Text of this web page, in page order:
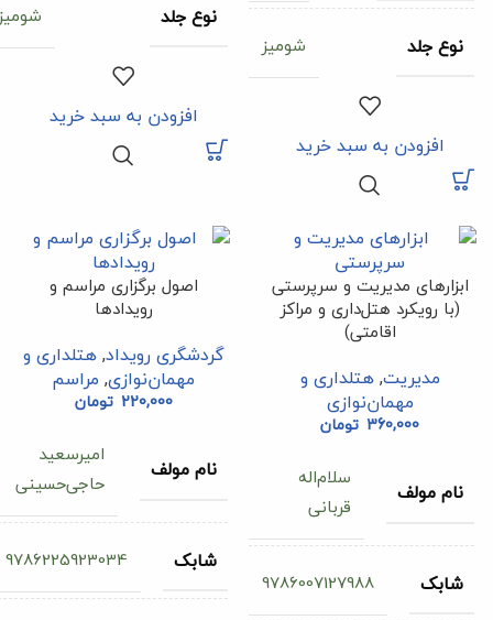
نوع جلد شومیز
افزودن به سبد خرید
نوع جلد
افزودن به سبد خرید
ابزارهای مدیریت و سرپرستی
(با رویکرد هتل‌داری و مراکز
اقامتی)
مدیریت,هتلداری و
مهمان‌نوازی
360,000 تومان
نام مولف
سلام‌اله
قربانی
شابک 9786007127988
اصول برگزاری مراسم و
رویدادها
گردشگری رویداد,هتلداری و
مهمان‌نوازی, مراسم
220,000 تومان
نام مولف
امیرسعید
حاجی‌حسینی
شابک 9786225923034